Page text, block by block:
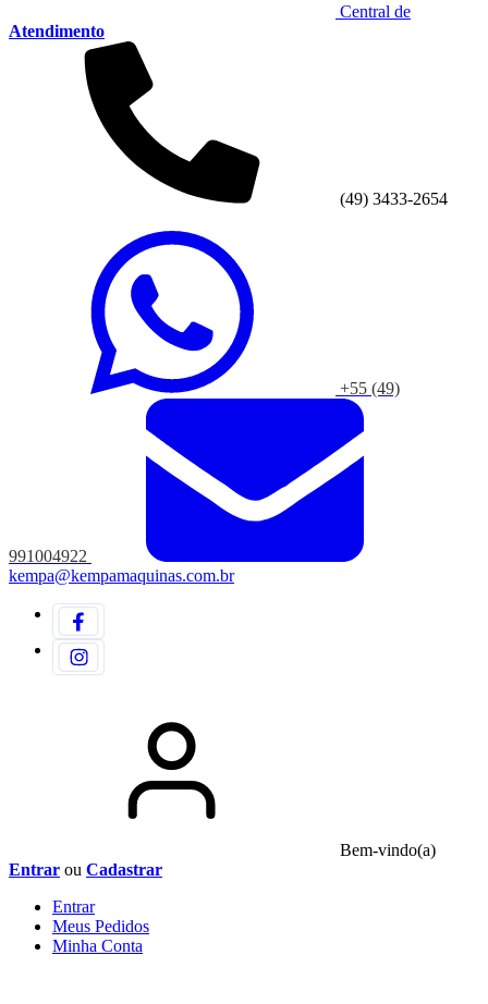
Central de
Atendimento
(49) 3433-2654
+55 (49)
991004922
kempa@kempamaquinas.com.br
Bem-vindo(a)
Entrar ou Cadastrar
Entrar
Meus Pedidos
Minha Conta